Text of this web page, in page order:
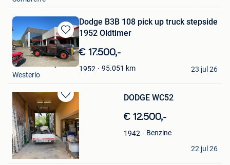
Bewaren
in
Mijn
Favorieten
Dodge B3B 108 pick up truck stepside
1952 Oldtimer
€ 17.500,-
1952 95.051 km
California Import
Westerlo
23 jul 26
Bewaren
in
Mijn
Favorieten
DODGE WC52
€ 12.500,-
1942
Benzine
Marc
Stave
22 jul 26